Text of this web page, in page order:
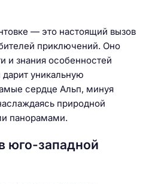
— это настоящий вызов
приключений. Оно
и знания особенностей
уникальную
сердце Альп, минуя
природной
панорамами.
юго-западной